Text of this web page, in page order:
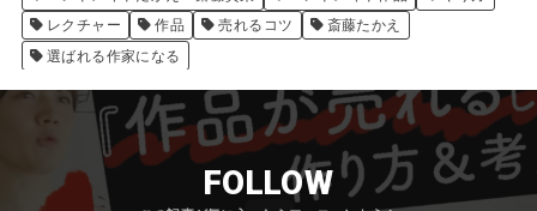
レクチャー
作品 売れるコツ
斎藤たかえ
選ばれる作家になる
FOLLOW